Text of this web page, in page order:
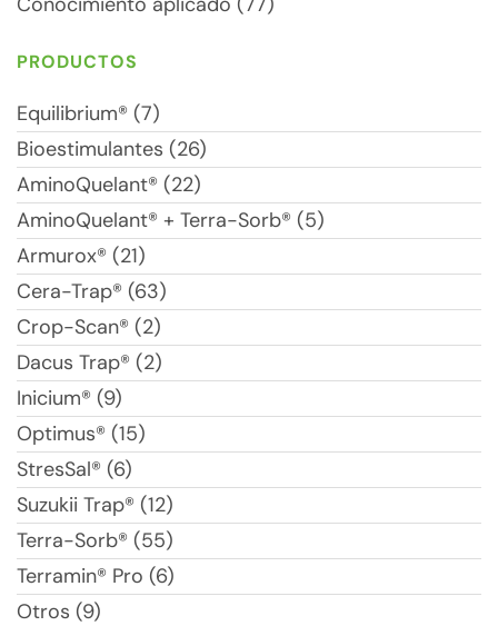
PRODUCTOS
Equilibrium® (7)
Bioestimulantes (26)
AminoQuelant® (22)
AminoQuelant® + Terra-Sorb® (5)
Armurox® (21)
Cera-Trap® (63)
Crop-Scan® (2)
Dacus Trap® (2)
Inicium® (9)
Optimus® (15)
StresSal® (6)
Suzukii Trap® (12)
Terra-Sorb® (55)
Terramin® Pro (6)
Otros (9)